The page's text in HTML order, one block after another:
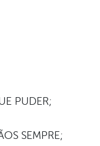
PUDER;
SEMPRE;